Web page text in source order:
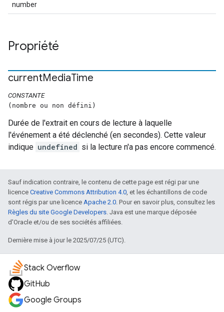
number
Propriété
currentMediaTime
CONSTANTE
(nombre ou non défini)
Durée de l'extrait en cours de lecture à laquelle
l'événement a été déclenché (en secondes). Cette valeur
indique undefined si la lecture n'a pas encore commencé.
Sauf indication contraire, le contenu de cette page est régi par une
licence Creative Commons Attribution 4.0, et les échantillons de code
sont régis par une licence Apache 2.0. Pour en savoir plus, consultez les
Règles du site Google Developers. Java est une marque déposée
d'Oracle et/ou de ses sociétés affiliées.
Dernière mise à jour le 2025/07/25 (UTC).
Stack Overflow
GitHub
Google Groups